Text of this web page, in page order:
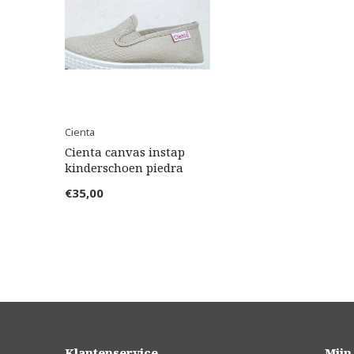
Cienta
Cienta canvas instap
kinderschoen piedra
€35,00